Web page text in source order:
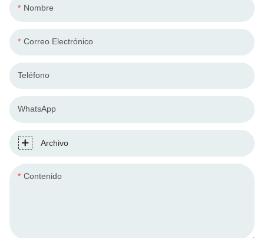
Nombre
Correo Electrónico
Teléfono
WhatsApp
Archivo
Contenido